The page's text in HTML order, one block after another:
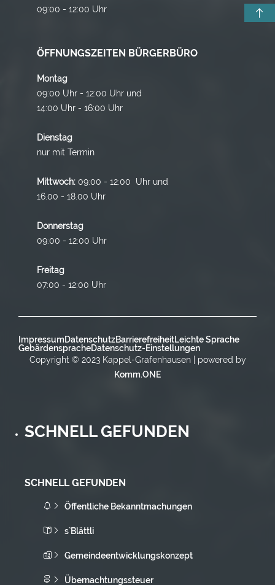
09:00 - 12:00 Uhr
ÖFFNUNGSZEITEN BÜRGERBÜRO
Montag
09:00 Uhr - 12:00 Uhr und
14:00 Uhr - 16:00 Uhr
Dienstag
nur mit Termin
Mittwoch: 09:00 - 12:00 Uhr und
16.00 - 18.00 Uhr
Donnerstag
09:00 - 12:00 Uhr
Freitag
07:00 - 12:00 Uhr
ImpressumDatenschutzBarrierefreiheitLeichte Sprache
GebärdenspracheDatenschutz-Einstellungen
Copyright © 2023 Kappel-Grafenhausen | powered by
Komm.ONE
SCHNELL GEFUNDEN
SCHNELL GEFUNDEN
Öffentliche Bekanntmachungen
s`Blättli
Gemeindeentwicklungskonzept
Übernachtungssteuer